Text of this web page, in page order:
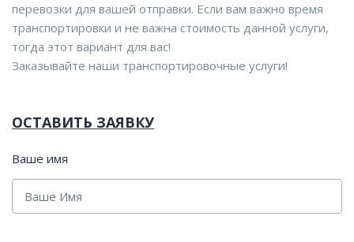
перевозки для вашей отправки. Если вам важно время
транспортировки и не важна стоимость данной услуги,
тогда этот вариант для вас!
Заказывайте наши транспортировочные услуги!
ОСТАВИТЬ ЗАЯВКУ
Ваше имя